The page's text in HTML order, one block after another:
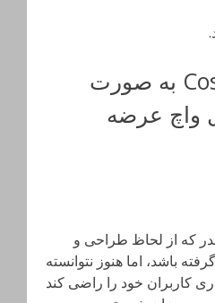
بازی Cosmos Rings به صورت
واچ عرضه
که از لحاظ طراحی و
باشد، اما هنوز نتوانسته
کاربران خود را راضی کند